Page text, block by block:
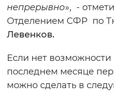
непрерывно», -
Отделением СФР по
Левенков.
Если нет
последнем месяце
можно сделать в